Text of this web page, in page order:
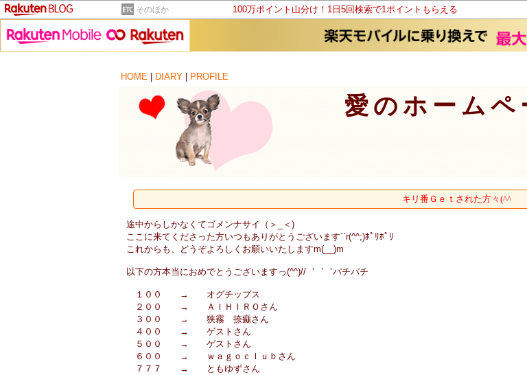
そのほか 100万ポイント山分け！1日5回検索で1ポイントもらえる
HOME
DIARY PROFILE
愛のホームペ
キリ番Ｇｅｔされた方々(^^ゞ
途中からしかなくてゴメンナサイ（＞_＜)
ここに来てくださった方いつもありがとうございます``r(^^;)ﾎﾟﾘﾎﾟﾘ
これからも、どうぞよろしくお願いいたしますm(__)m
以下の方本当におめでとうございますっ(^^)//゛゛゛パチパチ
１００ → オグチップス
２００ → ＡＩＨＩＲＯさん
３００ → 狭霧 捺痲さん
４００ → ゲストさん
５００ → ゲストさん
６００ → ｗａｇｏｃｌｕｂさん
７７７ → ともゆずさん